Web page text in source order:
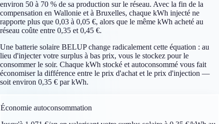
environ 50 à 70 % de sa production sur le réseau. Avec la fin de la
compensation en Wallonie et à Bruxelles, chaque kWh injecté ne
rapporte plus que 0,03 à 0,05 €, alors que le même kWh acheté au
réseau coûte entre 0,35 et 0,45 €.
Une batterie solaire BELUP change radicalement cette équation : au
lieu d'injecter votre surplus à bas prix, vous le stockez pour le
consommer le soir. Chaque kWh stocké et autoconsommé vous fait
économiser la différence entre le prix d'achat et le prix d'injection —
soit environ 0,35 € par kWh.
Économie autoconsommation